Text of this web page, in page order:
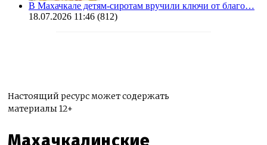
В Махачкале детям-сиротам вручили ключи от благо…
18.07.2026 11:46 (812)
Настоящий ресурс может содержать
материалы 12+
Махачкалинские